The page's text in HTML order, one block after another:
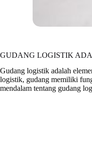
GUDANG LOGISTIK
Gudang logistik adalah
logistik, gudang memiliki
mendalam tentang gudang